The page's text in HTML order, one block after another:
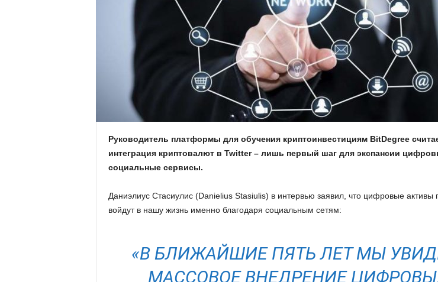
o
Руководитель платформы для обучения криптоинвестициям BitDegree
интеграция криптовалют в Twitter – лишь первый шаг для экспансии
социальные сервисы.
Даниэлиус Стасиулис (Danielius Stasiulis) в интервью заявил, что цифровые активы
войдут в нашу жизнь именно благодаря социальным сетям:
«В БЛИЖАЙШИЕ ПЯТЬ ЛЕТ МЫ
МАССОВОЕ ВНЕДРЕНИЕ